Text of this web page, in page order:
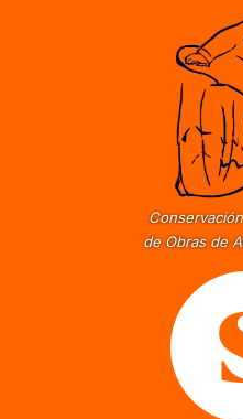
de Obras de